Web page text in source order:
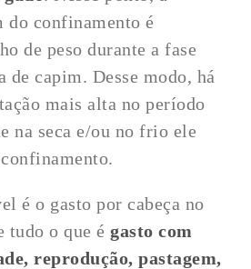
do confinamento é
de peso durante a fase
de capim. Desse modo, há
mais alta no período
na seca e/ou no frio ele
é o gasto por cabeça no
tudo o que égasto com
reprodução, pastagem,